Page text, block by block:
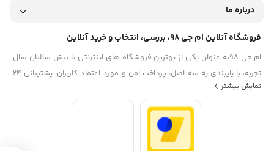
درباره ما
فروشگاه آنلاین ام جی 98، بررسی، انتخاب و خرید آنلاین
ام جی 98به عنوان یکی از بهترین فروشگاه های اینترنتی با بیش سالیان سال
تجربه، با پایبندی به سه اصل، پرداخت امن و مورد اعتماد کاربران، پشتیبانی 24
ساعته و تضمین اصل‌بودن کالا موفق شده تا همگام با فروشگاه‌های معتبر
ایران، به یکی از بهترین فروشگاه اینترنتی ایران تبدیل شود. به محض ورود به
سایت ام جی 98 با دنیایی از کالا رو به رو می‌شوید! هر آنچه که نیاز دارید و به
ذهن شما خطور می‌کند در اینجا پیدا خواهید کرد.تشکر از همراهی و اعتماد
نمایش بیشتر